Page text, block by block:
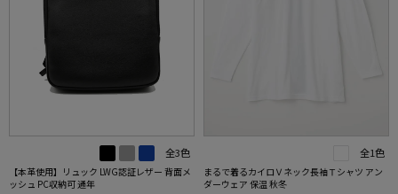
全3色
【本革使用】リュック LWG認証レザー 背面メ
ッシュ PC収納可 通年
全1色
まるで着るカイロＶネック長袖Ｔシャツ アン
ダーウェア 保温 秋冬